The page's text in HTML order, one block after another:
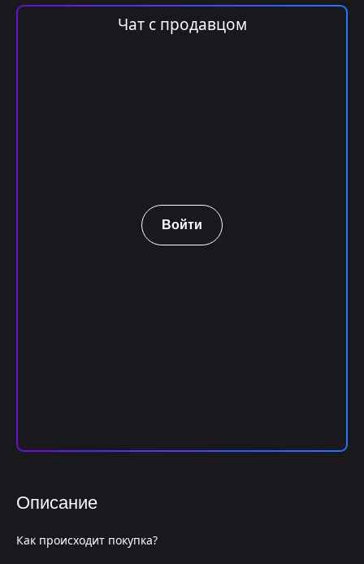
Чат с продавцом
Войти
Описание
Как происходит покупка?